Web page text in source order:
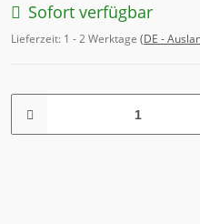
Sofort verfügbar
Lieferzeit: 1 - 2 Werktage (DE -